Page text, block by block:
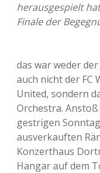
herausgespielt
Finale der
das war weder der
auch nicht der FC
United, sondern
Orchestra.
gestrigen
ausverkauften
Konzerthaus
Hangar auf dem